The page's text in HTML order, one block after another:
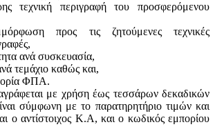
τεχνική περιγραφή του προσφερόμενου
προς τις ζητούμενες τεχνικές
ανά συσκευασία,
τεμάχιο καθώς και,
ΦΠΑ.
με χρήση έως τεσσάρων δεκαδικών
σύμφωνη με το παρατηρητήριο τιμών και
ο αντίστοιχος Κ.Α, και ο κωδικός εμπορίου